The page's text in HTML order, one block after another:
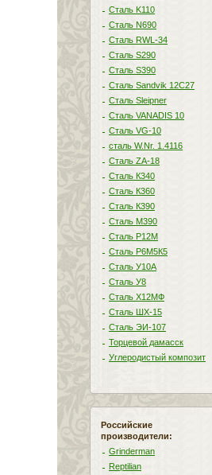
Сталь K110
Сталь N690
Сталь RWL-34
Сталь S290
Сталь S390
Сталь Sandvik 12C27
Сталь Sleipner
Сталь VANADIS 10
Сталь VG-10
сталь W.Nr. 1.4116
Сталь ZA-18
Сталь К340
Сталь К360
Сталь К390
Сталь М390
Сталь Р12М
Сталь Р6М5К5
Сталь У10А
Сталь У8
Сталь Х12МФ
Сталь ШХ-15
Сталь ЭИ-107
Торцевой дамасск
Углеродистый композит
Российские
производители:
Grinderman
Reptilian